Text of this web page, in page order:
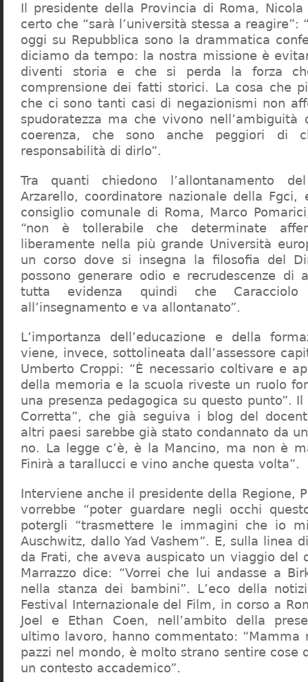
Il presidente della Provincia di Roma,
certo che “sarà l’università stessa a reagire”:
oggi su Repubblica sono la drammatica
diciamo da tempo: la nostra missione è
diventi storia e che si perda la forza
comprensione dei fatti storici. La cosa che
che ci sono tanti casi di negazionismi non
spudoratezza ma che vivono nell’ambiguità
coerenza, che sono anche peggiori di
responsabilità di dirlo”.
Tra quanti chiedono l’allontanamento
Arzarello, coordinatore nazionale della
consiglio comunale di Roma, Marco
“non è tollerabile che determinate
liberamente nella più grande Università
un corso dove si insegna la filosofia del
possono generare odio e recrudescenze di
tutta evidenza quindi che
all’insegnamento e va allontanato”.
L’importanza dell’educazione e della
viene, invece, sottolineata dall’assessore
Umberto Croppi: “È necessario coltivare e
della memoria e la scuola riveste un ruolo
una presenza pedagogica su questo punto”.
Corretta”, che già seguiva i blog del
altri paesi sarebbe già stato condannato da
no. La legge c’è, è la Mancino, ma non è
Finirà a tarallucci e vino anche questa volta”.
Interviene anche il presidente della Regione,
vorrebbe “poter guardare negli occhi
potergli “trasmettere le immagini che io
Auschwitz, dallo Yad Vashem”. E, sulla linea
da Frati, che aveva auspicato un viaggio del
Marrazzo dice: “Vorrei che lui andasse a
nella stanza dei bambini”. L’eco della
Festival Internazionale del Film, in corso a
Joel e Ethan Coen, nell’ambito della
ultimo lavoro, hanno commentato: “Mamma
pazzi nel mondo, è molto strano sentire cose
un contesto accademico”.